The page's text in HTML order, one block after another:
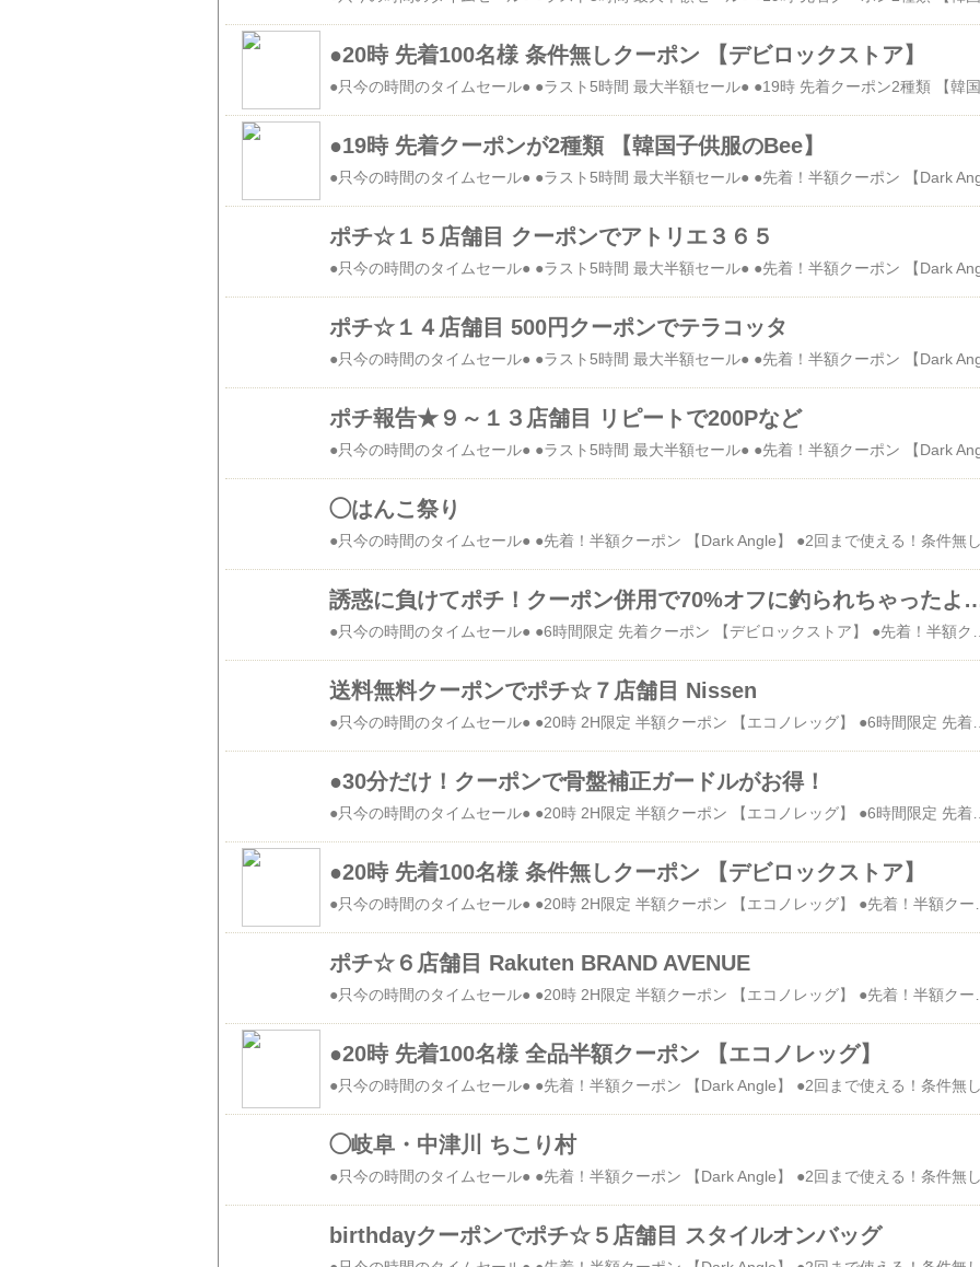
●20時 先着100名様 条件無しクーポン 【デビロックストア】
●19時 先着クーポンが2種類 【韓国子供服のBee】
ポチ☆１５店舗目 クーポンでアトリエ３６５
ポチ☆１４店舗目 500円クーポンでテラコッタ
ポチ報告★９～１３店舗目 リピートで200Pなど
◯はんこ祭り
誘惑に負けてポチ！クーポン併用で70%オフに釣ら
送料無料クーポンでポチ☆７店舗目 Nissen
●30分だけ！クーポンで骨盤補正ガードルがお得！
●20時 先着100名様 条件無しクーポン 【デビロックストア】
ポチ☆６店舗目 Rakuten BRAND AVENUE
●20時 先着100名様 全品半額クーポン 【エコノレッグ】
◯岐阜・中津川 ちこり村
birthdayクーポンでポチ☆５店舗目 スタイルオンバッグ